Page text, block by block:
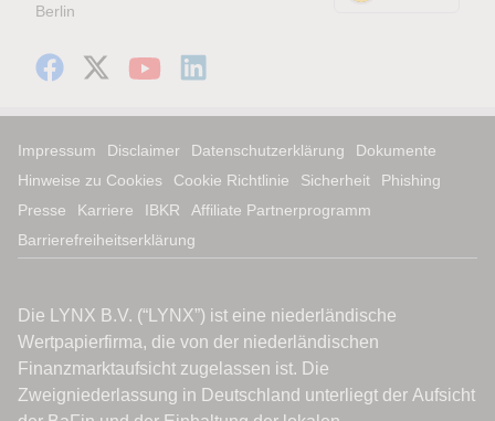
Berlin
Impressum Disclaimer Datenschutzerklärung
Dokumente
Hinweise zu Cookies
Cookie Richtlinie Sicherheit
Phishing
Presse
Karriere IBKR
Affiliate Partnerprogramm
Barrierefreiheitserklärung